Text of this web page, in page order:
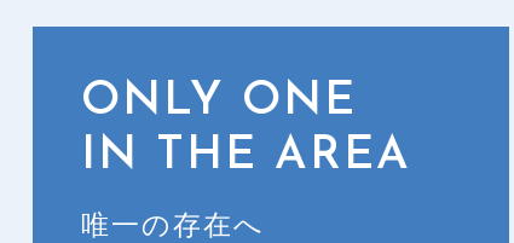
ONLY ONE
IN THE AREA
唯一の存在へ